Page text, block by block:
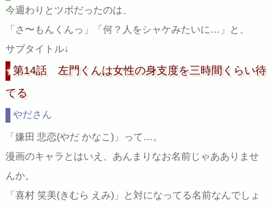
今週わりとツボだったのは、
「さ〜もんくんっ」「何？人をシャケみたいに…」と、
サブタイトル↓
第14話 左門くんは女性の身支度を三時間くらい待
てる
やださん
「嫌田 悲恋(やだ かなこ)」って…。
漫画のキャラとはいえ、あんまりなお名前じゃあありませ
んか。
「喜村 笑美(きむら えみ)」と対になってる名前なんでしょ